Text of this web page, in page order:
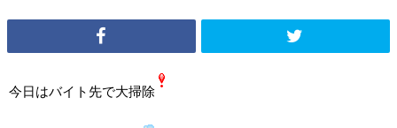
今日はバイト先で大掃除